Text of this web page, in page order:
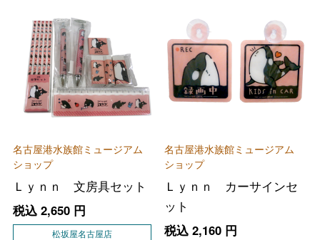
名古屋港水族館ミュージアム
ショップ
Ｌｙｎｎ 文房具セット
税込 2,650円
松坂屋名古屋店
名古屋港水族館ミュージアム
ショップ
Ｌｙｎｎ カーサインセ
ット
税込 2,160円